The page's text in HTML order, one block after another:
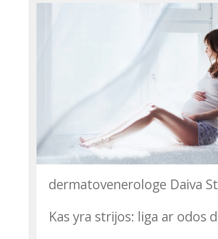
dermatovenerologe Daiva
Kas yra strijos: liga ar odos